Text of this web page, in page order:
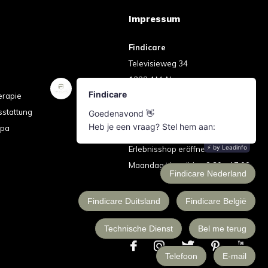
Impressum
Findicare
Televisieweg 34
1322 AM Almere
info@findicare.com
+31 (0) 365302124
Erlebnisshop eröffnet
Maandag t/m vrijdag 8:30 - 17:00